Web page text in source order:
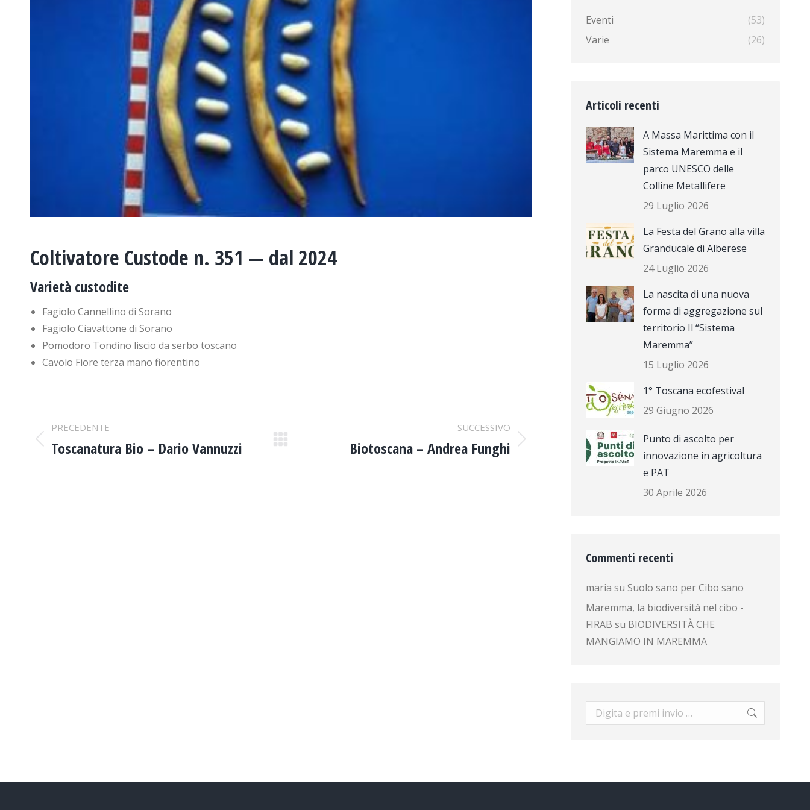
Coltivatore Custode n. 351 — dal 2024
Varietà custodite
Fagiolo Cannellino di Sorano
Fagiolo Ciavattone di Sorano
Pomodoro Tondino liscio da serbo toscano
Cavolo Fiore terza mano fiorentino
PROJECT
NAVIGATION
PRECEDENTE
Previous
Toscanatura Bio – Dario Vannuzzi
SUCCESSIVO
Biotoscana – Andrea Funghi
Eventi
(53)
Varie
(26)
Articoli recenti
A Massa Marittima con il
Sistema Maremma e il
parco UNESCO delle
Colline Metallifere
29 Luglio 2026
La Festa del Grano alla villa
Granducale di Alberese
24 Luglio 2026
La nascita di una nuova
forma di aggregazione sul
territorio Il “Sistema
Maremma”
15 Luglio 2026
1° Toscana ecofestival
29 Giugno 2026
Punto di ascolto per
innovazione in agricoltura
e PAT
30 Aprile 2026
Commenti recenti
maria su Suolo sano per Cibo sano
Maremma, la biodiversità nel cibo -
FIRAB su BIODIVERSITÀ CHE
MANGIAMO IN MAREMMA
Cerca: